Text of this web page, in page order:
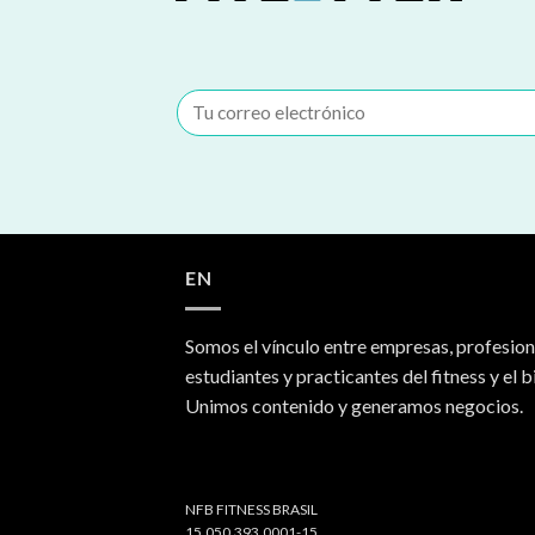
EN
Somos el vínculo entre empresas,
estudiantes y practicantes del fitness y el
Unimos contenido y generamos negocios.
NFB FITNESS BRASIL